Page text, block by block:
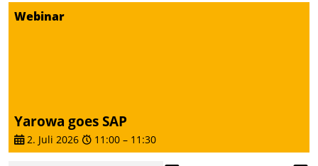
Webinar
Yarowa goes SAP
2. Juli 2026 11:00 – 11:30